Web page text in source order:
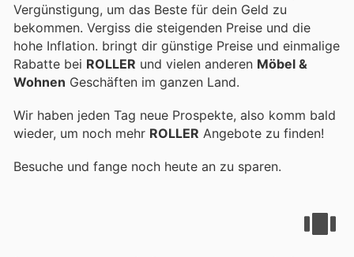
Vergünstigung, um das Beste für dein Geld zu
bekommen. Vergiss die steigenden Preise und die
hohe Inflation. bringt dir günstige Preise und einmalige
Rabatte bei ROLLER und vielen anderen Möbel &
Wohnen Geschäften im ganzen Land.
Wir haben jeden Tag neue Prospekte, also komm bald
wieder, um noch mehr ROLLER Angebote zu finden!
Besuche und fange noch heute an zu sparen.